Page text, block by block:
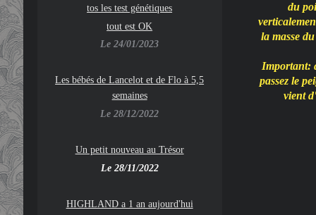
du
la masse
Important:
passez le
vient
tos les test génétiques
tout est OK
Le 24/01/2023
Les bébés de Lancelot et de Flo à 5,5
semaines
Le 28/12/2022
Un petit nouveau au Trésor
Le 28/11/2022
HIGHLAND a 1 an aujourd'hui